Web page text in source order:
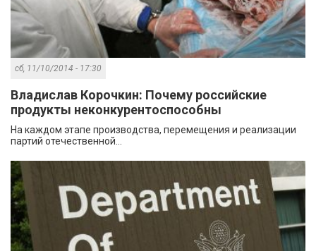
сб, 11/10/2014 - 17:30
Владислав Корочкин: Почему российские
продукты неконкурентоспособны
На каждом этапе производства, перемещения и реализации
партий отечественной...